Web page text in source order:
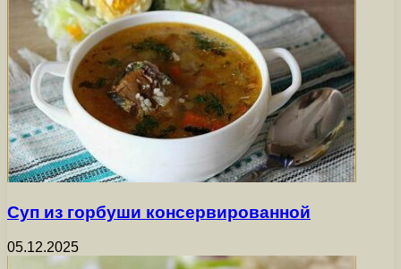
Суп из горбуши консервированной
05.12.2025